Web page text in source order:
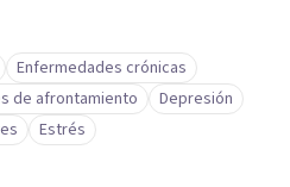
Enfermedades crónicas
de afrontamiento
Depresión
Estrés